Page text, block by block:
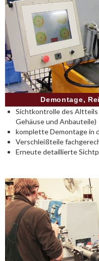
Demontage,
Sichtkontrolle des Altteils
Gehäuse und Anbauteile)
komplette Demontage in
Verschleißteile
Erneute detaillierte